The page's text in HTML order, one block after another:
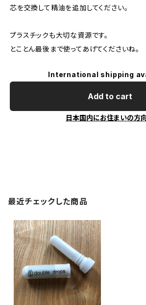
芯を交換して精油を追加してください。
プラスチックも大切な資源です。
とことん最後まで使ってあげてくださいね。
International shipping
Add to cart
日本国内にお住まいの方
最近チェックした商品